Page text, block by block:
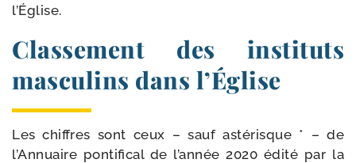
l’Église.
Classement des instituts
masculins dans l’Église
Les chiffres sont ceux – sauf asté­risque * – de
l’Annuaire pon­ti­fi­cal de l’an­née 2020 édi­té par la